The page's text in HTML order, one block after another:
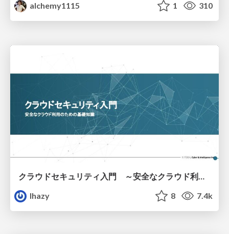
alchemy1115
1 310
lhazy
8 7.4k